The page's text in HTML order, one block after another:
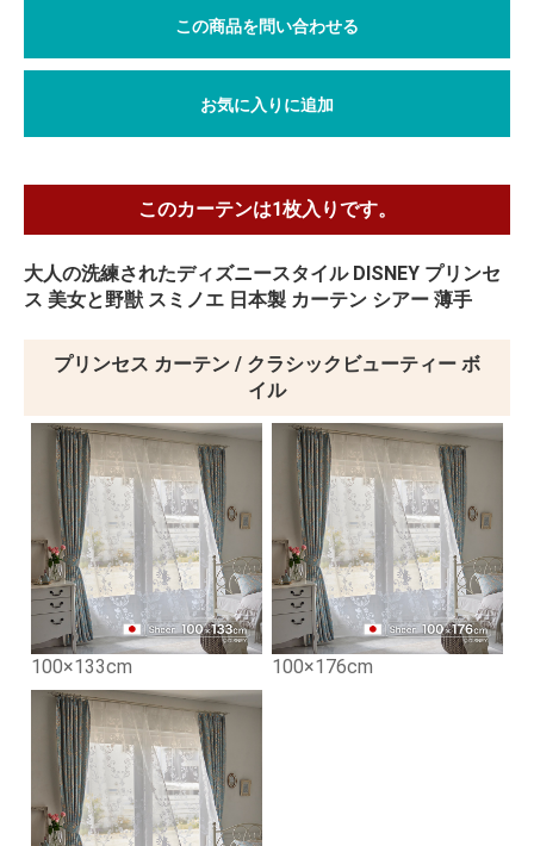
この商品を問い合わせる
お気に入りに追加
このカーテンは1枚入りです。
大人の洗練されたディズニースタイル DISNEY プリンセ
ス 美女と野獣 スミノエ 日本製 カーテン シアー 薄手
プリンセス カーテン / クラシックビューティー ボ
イル
100×133cm 100×176cm